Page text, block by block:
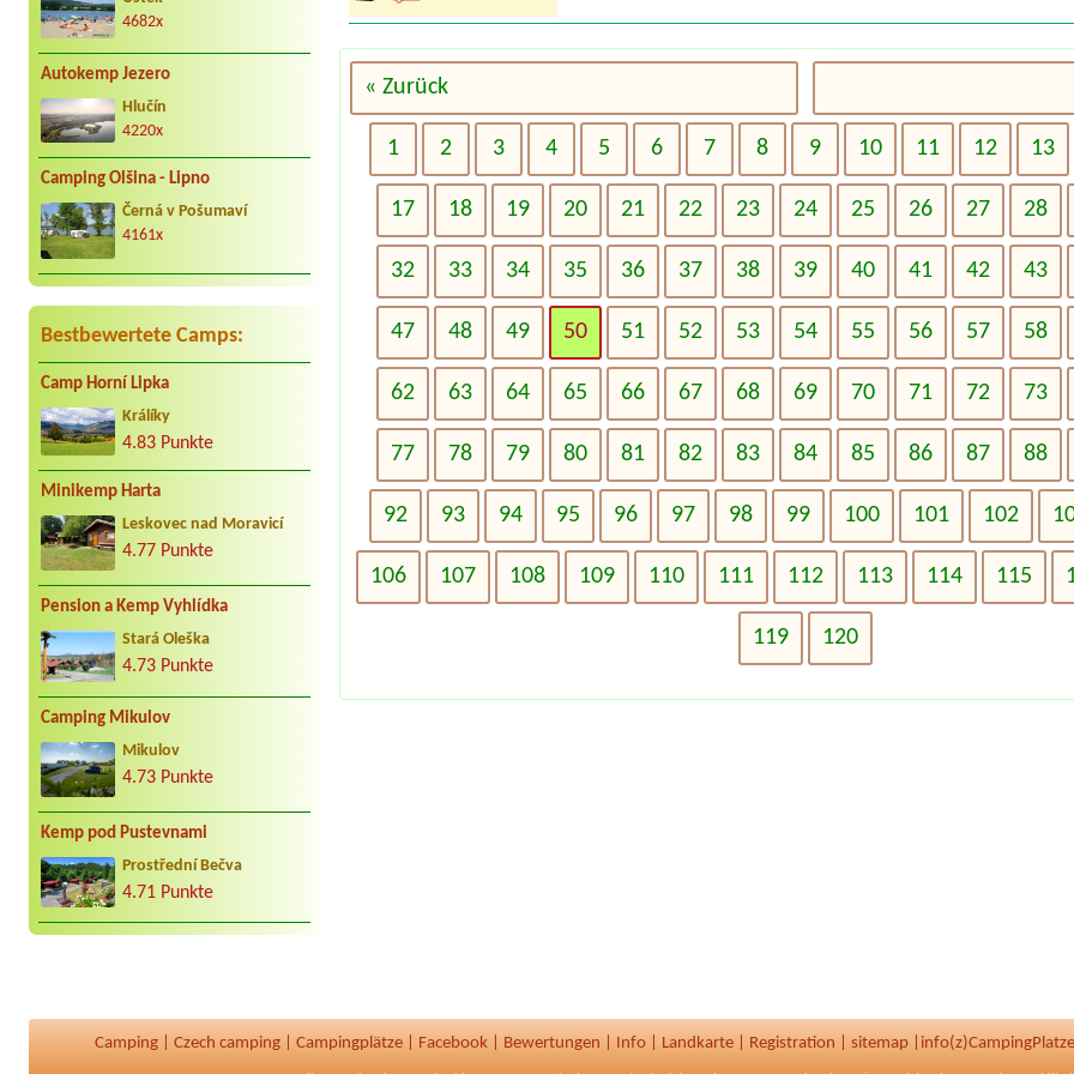
4682x
Autokemp Jezero
Hlučín
4220x
Camping Olšina - Lipno
Černá v Pošumaví
4161x
Bestbewertete Camps:
Camp Horní Lipka
Králíky
4.83 Punkte
Minikemp Harta
Leskovec nad Moravicí
4.77 Punkte
Pension a Kemp Vyhlídka
Stará Oleška
4.73 Punkte
Camping Mikulov
Mikulov
4.73 Punkte
Kemp pod Pustevnami
Prostřední Bečva
4.71 Punkte
« Zurück
1 2 3 4 5 6 7 8 9 10 11 12 13
17 18 19 20 21 22 23 24 25 26 27 28
32 33 34 35 36 37 38 39 40 41 42 43
47 48 49 50 51 52 53 54 55 56 57 58
62 63 64 65 66 67 68 69 70 71 72 73
77 78 79 80 81 82 83 84 85 86 87 88
92 93 94 95 96 97 98 99 100 101 102
106 107 108 109 110 111 112 113 114 115
119 120
Camping Czech camping Campingplätze Facebook Bewertungen Info Landkarte Registration sitemap